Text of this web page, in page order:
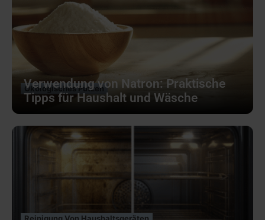
Ökologisches Putzen
Verwendung von Natron: Praktische
Tipps für Haushalt und Wäsche